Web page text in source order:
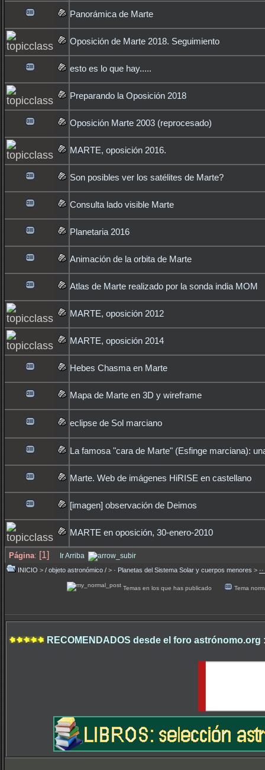
Panorámica de Marte
Oposición de Marte 2018. Seguimiento
esto es lo que hay.....
Preparando la Oposición 2018
Oposición Marte 2003 (reprocesado)
MARTE, oposición 2016.
Son posibles ver los satélites de Marte?
Consulta lado visible Marte
Planetaria 2016
Animación de la orbita de Marte
Atlas de Marte realizado por la sonda india MOM
MARTE, oposición 2012
MARTE, oposición 2014
Hebes Chasma en Marte
Mapa de Marte en 3D y wireframe
eclipse de Sol marciano
La famosa "cara de Marte" (Esfinge marciana):
Marte. Web de imágenes HiRISE en castellano
[imagen] observación de Deimos
MARTE en oposición, 30-enero-2010
Página: [1] Ir Arriba
INICIO > / objeto astronómico / > · Planetas del Sistema Solar y cuerpos menores >
Temas en los que has publicado Tema
RECOMENDADOS desde el foro astrónomo.org